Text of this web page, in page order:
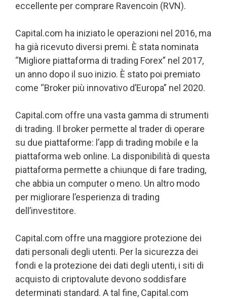
eccellente per comprare Ravencoin (RVN).
Capital.com ha iniziato le operazioni nel 2016, ma
ha già ricevuto diversi premi. È stata nominata
“Migliore piattaforma di trading Forex” nel 2017,
un anno dopo il suo inizio. È stato poi premiato
come “Broker più innovativo d’Europa” nel 2020.
Capital.com offre una vasta gamma di strumenti
di trading. Il broker permette al trader di operare
su due piattaforme: l’app di trading mobile e la
piattaforma web online. La disponibilità di questa
piattaforma permette a chiunque di fare trading,
che abbia un computer o meno. Un altro modo
per migliorare l’esperienza di trading
dell’investitore.
Capital.com offre una maggiore protezione dei
dati personali degli utenti. Per la sicurezza dei
fondi e la protezione dei dati degli utenti, i siti di
acquisto di criptovalute devono soddisfare
determinati standard. A tal fine, Capital.com